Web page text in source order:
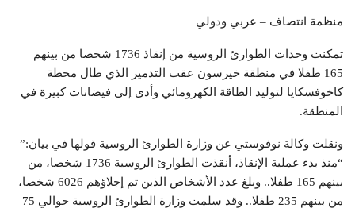
منظمة انتصاف – عربي ودولي
تمكنت وحدات الطوارئ الروسية من إنقاذ 1736 شخصا من بينهم
165 طفلا في منطقة خيرسون عقب التدمير الذي طال محطة
كاخوفسكايا لتوليد الطاقة الكهرومائي وأدى إلى فيضانات كبيرة في
المنطقة.
ونقلت وكالة نوفوستي عن وزارة الطوارئ الروسية قولها في بيان:”
“منذ بدء عملية الإنقاذ، أنقذت الطوارئ الروسية 1736 شخصا، من
بينهم 165 طفلا.. وبلغ عدد الأشخاص الذين تم إجلاؤهم 6026 شخصا،
من بينهم 235 طفلا.. وقد سلمت وزارة الطوارئ الروسية حوالي 75